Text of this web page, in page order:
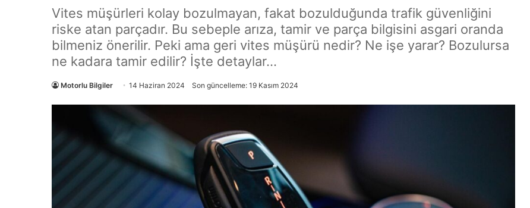
Vites müşürleri kolay bozulmayan, fakat bozulduğunda trafik güvenliğini
riske atan parçadır. Bu sebeple arıza, tamir ve parça bilgisini asgari oranda
bilmeniz önerilir. Peki ama geri vites müşürü nedir? Ne işe yarar? Bozulursa
ne kadara tamir edilir? İşte detaylar…
Motorlu Bilgiler 14 Haziran 2024 Son güncelleme: 19 Kasım 2024